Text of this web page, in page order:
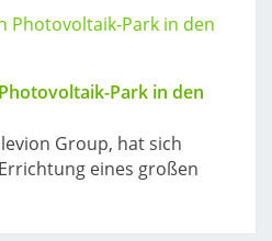
Park in den
Group, hat sich
eines großen